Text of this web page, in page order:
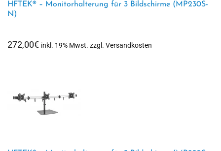
HFTEK® – Monitorhalterung für 3 Bildschirme (MP230S-
N)
272,00€ inkl. 19% Mwst. zzgl. Versandkosten